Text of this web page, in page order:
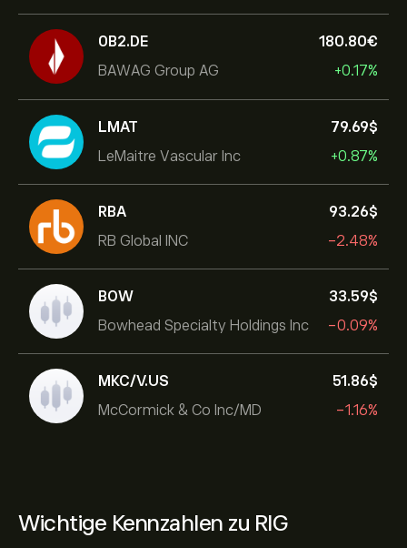
0B2.DE
BAWAG Group AG
180.80‎€‎
+0.17%
LMAT
LeMaitre Vascular Inc
79.69‎$‎
+0.87%
RBA
RB Global INC
93.26‎$‎
-2.48%
BOW
Bowhead Specialty Holdings Inc
33.59‎$‎
-0.09%
MKC/V.US
McCormick & Co Inc/MD
51.86‎$‎
-1.16%
Wichtige Kennzahlen zu RIG